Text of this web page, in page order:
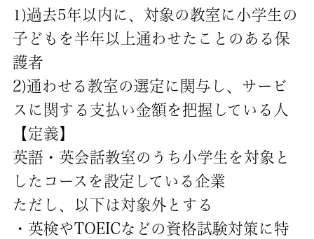
1)過去5年以内に、対象の教室に小学生の
子どもを半年以上通わせたことのある保
護者
2)通わせる教室の選定に関与し、サービ
スに関する支払い金額を把握している人
【定義】
英語・英会話教室のうち小学生を対象と
したコースを設定している企業
ただし、以下は対象外とする
・英検やTOEICなどの資格試験対策に特